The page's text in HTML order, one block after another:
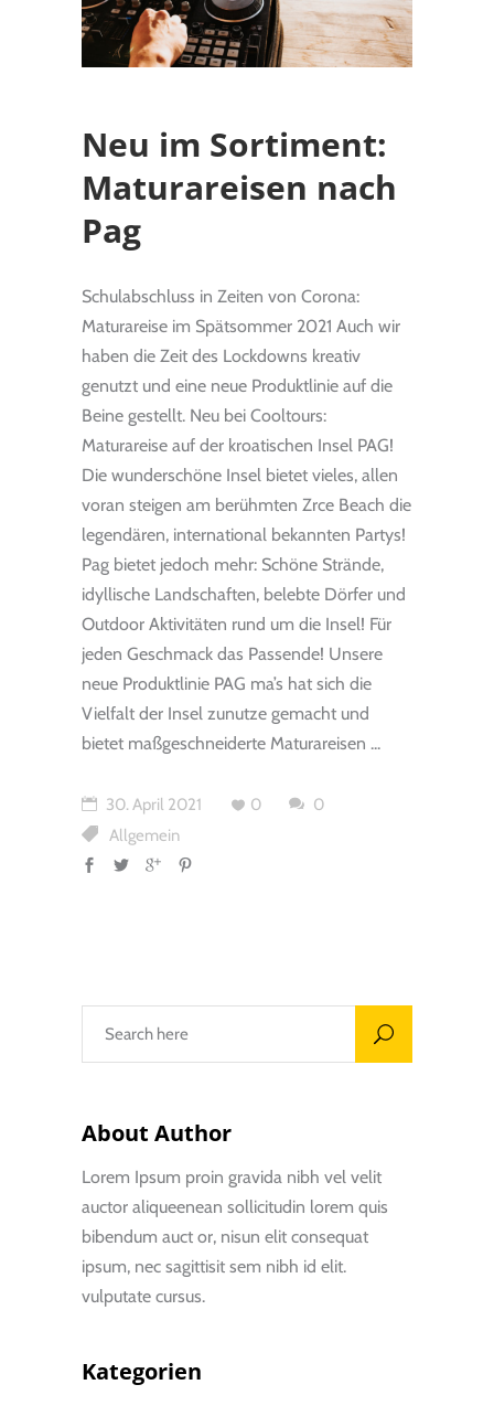
Neu im Sortiment:
Maturareisen nach
Pag
Schulabschluss in Zeiten von Corona:
Maturareise im Spätsommer 2021 Auch wir
haben die Zeit des Lockdowns kreativ
genutzt und eine neue Produktlinie auf die
Beine gestellt. Neu bei Cooltours:
Maturareise auf der kroatischen Insel PAG!
Die wunderschöne Insel bietet vieles, allen
voran steigen am berühmten Zrce Beach die
legendären, international bekannten Partys!
Pag bietet jedoch mehr: Schöne Strände,
idyllische Landschaften, belebte Dörfer und
Outdoor Aktivitäten rund um die Insel! Für
jeden Geschmack das Passende! Unsere
neue Produktlinie PAG ma’s hat sich die
Vielfalt der Insel zunutze gemacht und
bietet maßgeschneiderte Maturareisen
30. April 2021 0
0
Allgemein
About Author
Lorem Ipsum proin gravida nibh vel velit
auctor aliqueenean sollicitudin lorem quis
bibendum auct or, nisun elit consequat
ipsum, nec sagittisit sem nibh id elit.
vulputate cursus.
Kategorien